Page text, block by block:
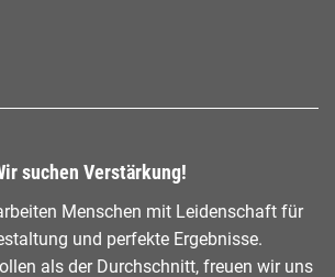
suchen Verstärkung!
Menschen mit Leidenschaft für
und perfekte Ergebnisse.
als der Durchschnitt, freuen wir uns